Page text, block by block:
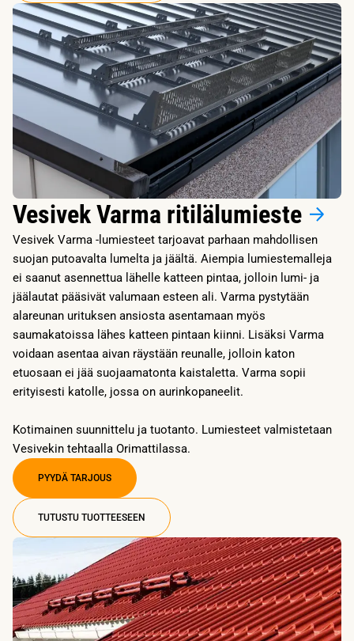
Vesivek Varma ritilälumieste
Vesivek Varma -lumiesteet tarjoavat parhaan mahdollisen
suojan putoavalta lumelta ja jäältä. Aiempia lumiestemalleja
ei saanut asennettua lähelle katteen pintaa, jolloin lumi- ja
jäälautat pääsivät valumaan esteen ali. Varma pystytään
alareunan urituksen ansiosta asentamaan myös
saumakatoissa lähes katteen pintaan kiinni. Lisäksi Varma
voidaan asentaa aivan räystään reunalle, jolloin katon
etuosaan ei jää suojaamatonta kaistaletta. Varma sopii
erityisesti katolle, jossa on aurinkopaneelit.
Kotimainen suunnittelu ja tuotanto. Lumiesteet valmistetaan
Vesivekin tehtaalla Orimattilassa.
PYYDÄ TARJOUS
TUTUSTU TUOTTEESEEN